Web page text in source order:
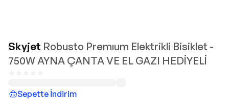
Skyjet Robusto Premıum Elektrikli Bisiklet -
750W AYNA ÇANTA VE EL GAZI HEDİYELİ
Sepette İndirim